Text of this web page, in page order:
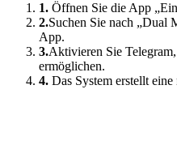
1. Öffnen Sie die App
2.Suchen Sie nach „Dual
App.
3.Aktivieren Sie
ermöglichen.
4. Das System erstellt